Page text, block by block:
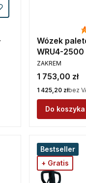
Wózek
WRU4-2500
PRODUCENT
ZAKREM
Cena
1 753,00 zł
Cena
1 425,20 złbez
Do koszyka
Bestseller
+ Gratis